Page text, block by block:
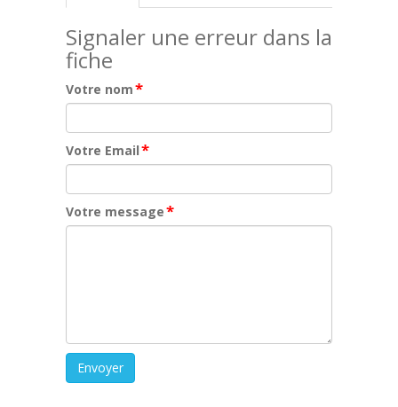
Signaler une erreur dans la
fiche
Votre nom*
Votre Email*
Votre message*